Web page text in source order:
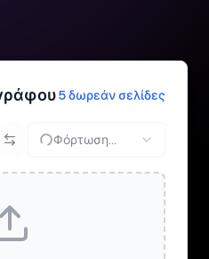
5 δωρεάν σελίδες
Φόρτωση...